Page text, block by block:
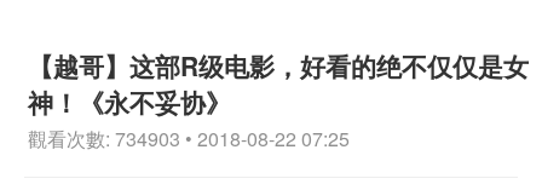
【越哥】这部R级电影，好看的绝不仅仅是女
神！《永不妥协》
觀看次數: 734903 • 2018-08-22 07:25